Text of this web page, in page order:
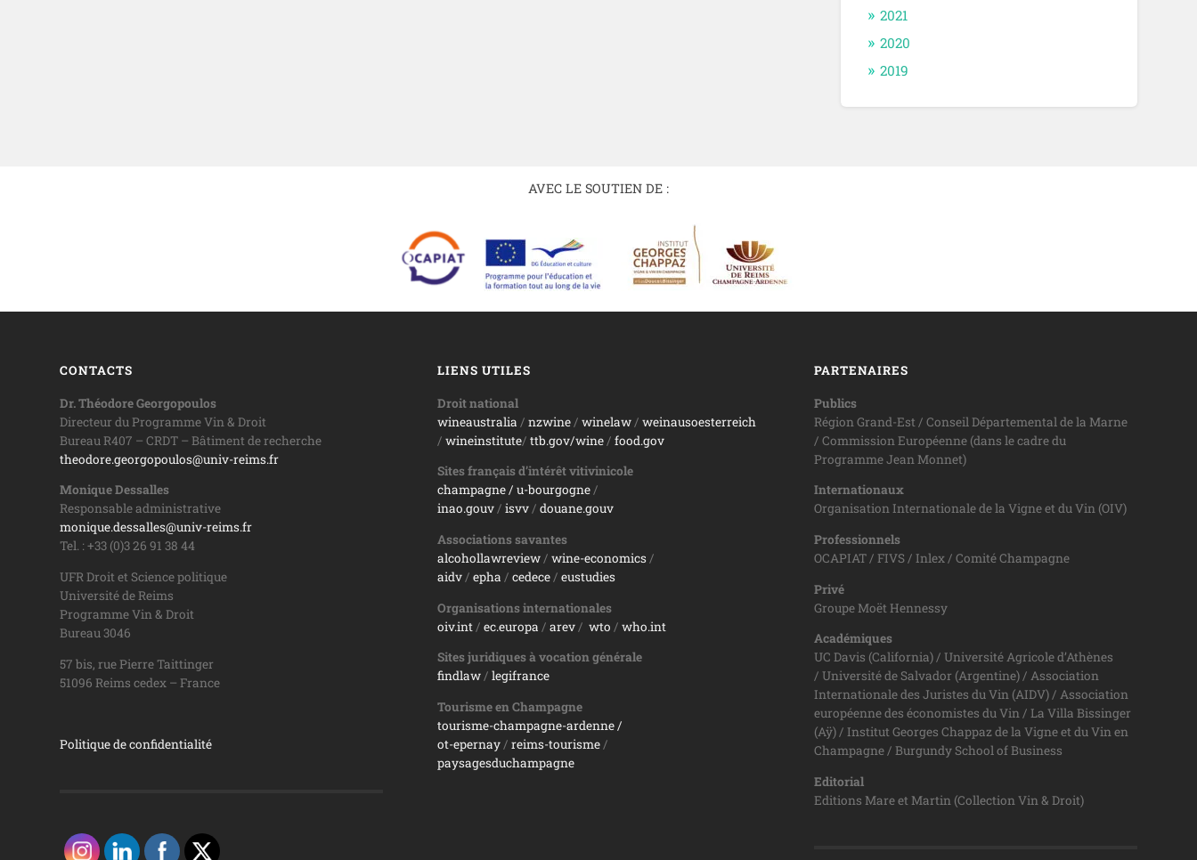
2021
2020
2019
AVEC LE SOUTIEN DE :
CONTACTS
Dr. Théodore Georgopoulos
Directeur du Programme Vin & Droit
Bureau R407 – CRDT – Bâtiment de recherche
theodore.georgopoulos@univ-reims.fr
Monique Dessalles
Responsable administrative
monique.dessalles@univ-reims.fr
Tel. : +33 (0)3 26 91 38 44
UFR Droit et Science politique
Université de Reims
Programme Vin & Droit
Bureau 3046
57 bis, rue Pierre Taittinger
51096 Reims cedex – France
Politique de confidentialité
LIENS UTILES
Droit national
wineaustralia / nzwine/ winelaw/ weinausoesterreich
/ wineinstitute/ ttb.gov/wine/ food.gov
Sites français d’intérêt vitivinicole
champagne/ u-bourgogne/
inao.gouv/ isvv/ douane.gouv
Associations savantes
alcohollawreview/ wine-economics/
aidv/ epha / cedece/ eustudies
Organisations internationales
oiv.int/ ec.europa / arev/ wto / who.int
Sites juridiques à vocation générale
findlaw/ legifrance
Tourisme en Champagne
tourisme-champagne-ardenne /
ot-epernay/ reims-tourisme/
paysagesduchampagne
PARTENAIRES
Publics
Région Grand-Est / Conseil Départemental de la Marne
/ Commission Européenne (dans le cadre du
Programme Jean Monnet)
Internationaux
Organisation Internationale de la Vigne et du Vin (OIV)
Professionnels
OCAPIAT / FIVS / Inlex / Comité Champagne
Privé
Groupe Moët Hennessy
Académiques
UC Davis (California) / Université Agricole d’Athènes
/ Université de Salvador (Argentine) / Association
Internationale des Juristes du Vin (AIDV) / Association
européenne des économistes du Vin / La Villa Bissinger
(Aÿ) / Institut Georges Chappaz de la Vigne et du Vin en
Champagne / Burgundy School of Business
Editorial
Editions Mare et Martin (Collection Vin & Droit)